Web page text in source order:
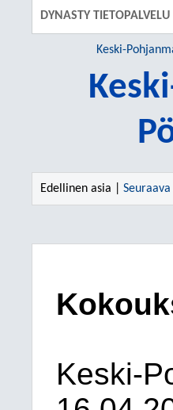
DYNASTY TIETOPALVELU
Keski-
Edellinen asia | Seuraava
Keski-